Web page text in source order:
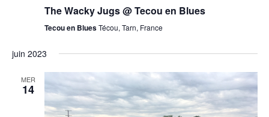
The Wacky Jugs @ Tecou en Blues
Tecou en BluesTécou, Tarn, France
juin 2023
MER
14